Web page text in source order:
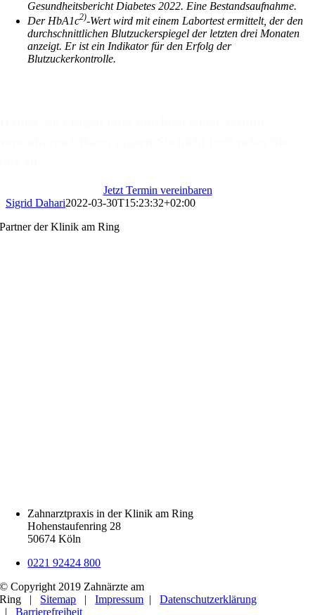
Gesundheitsbericht Diabetes 2022. Eine Bestandsaufnahme.
Der HbA1c2)-Wert wird mit einem Labortest ermit­telt, der den
durch­schnitt­li­chen Blutzuckerspiegel der letz­ten drei Monaten
anzeigt. Er ist ein Indikator für den Erfolg der
Blutzuckerkontrolle.
Jetzt Termin vereinbaren
Sigrid Dahari2022-03-30T15:23:32+02:00
Partner der Klinik am Ring
Zahnarztpraxis in der Klinik am Ring
Hohenstaufenring 28
50674 Köln
0221 92424 800
© Copyright 2019 Zahnärzte am
Ring | Sitemap |Impressum |Datenschutzerklärung
|Barrierefreiheit